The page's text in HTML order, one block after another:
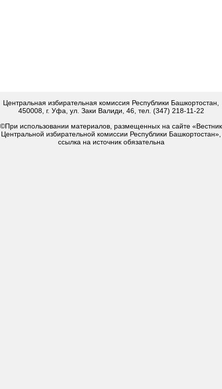
Центральная избирательная комиссия Республики Башкортостан,
450008, г. Уфа, ул. Заки Валиди, 46, тел. (347) 218-11-22
©При использовании материалов, размещенных на сайте «Вестник
Центральной избирательной комиссии Республики Башкортостан»,
ссылка на источник обязательна